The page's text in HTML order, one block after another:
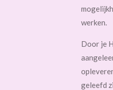
werken.
Door je
geleefd